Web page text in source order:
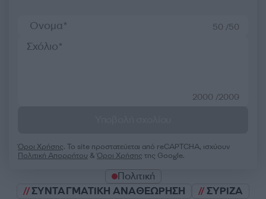
50 /50
2000 /2000
Όροι Χρήσης. Το site προστατεύεται από reCAPTCHA, ισχύουν
Πολιτική Απορρήτου &Όροι Χρήσης της Google.
Πολιτική
ΣΥΝΤΑΓΜΑΤΙΚΗ ΑΝΑΘΕΩΡΗΣΗ
ΣΥΡΙΖΑ